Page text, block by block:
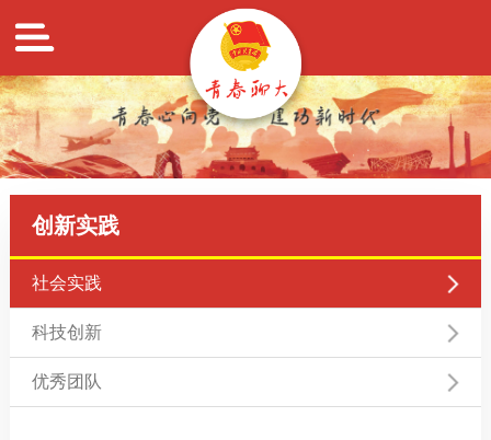
创新实践
社会实践
科技创新
优秀团队